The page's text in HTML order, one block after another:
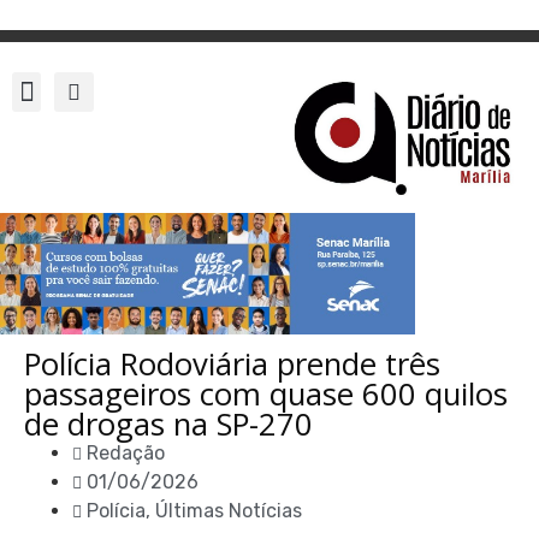
Polícia Rodoviária prende três
passageiros com quase 600 quilos
de drogas na SP-270
Redação
01/06/2026
Polícia, Últimas Notícias